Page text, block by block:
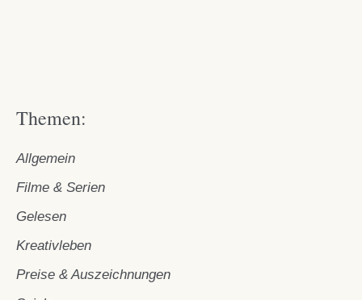
Themen:
Allgemein
Filme & Serien
Gelesen
Kreativleben
Preise & Auszeichnungen